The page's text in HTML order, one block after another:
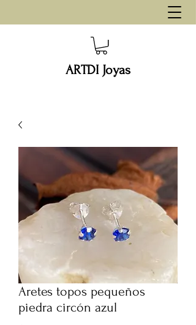
ARTDI Joyas
Aretes topos pequeños
piedra circón azul